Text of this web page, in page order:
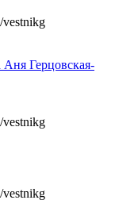
Герцовская-